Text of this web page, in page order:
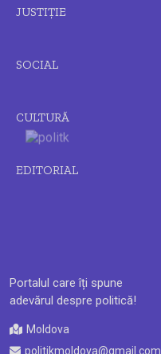
Portalul care îți spune
adevărul despre politică!
Moldova
politikmoldova@gmail.com
JUSTIȚIE
SOCIAL
CULTURĂ
EDITORIAL